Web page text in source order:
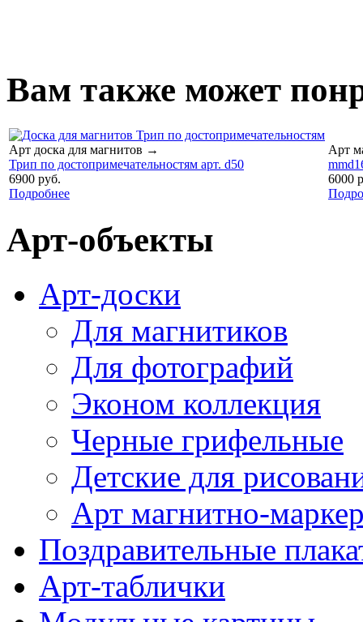
Вам также может
Арт доска для магнитов →
Трип по достопримечательностям арт. d50
6900 руб.
Подробнее
Арт
6000
Арт-объекты
Арт-доски
Для магнитиков
Для фотографий
Эконом коллекция
Черные грифельные
Детские для
Арт магнитно-
Поздравительные
Арт-таблички